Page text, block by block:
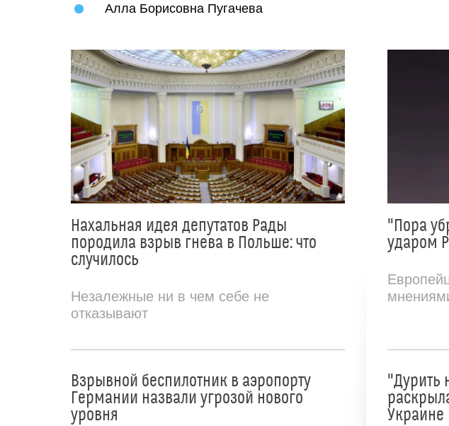
Алла Борисовна Пугачева
Нахальная идея депутатов Рады
породила взрыв гнева в Польше: что
случилось
Незалежные ни в чем себе не
отказывают
Взрывной беспилотник в аэропорту
Германии назвали угрозой нового
уровня
"Пора
ударом
"Дурить
Украине